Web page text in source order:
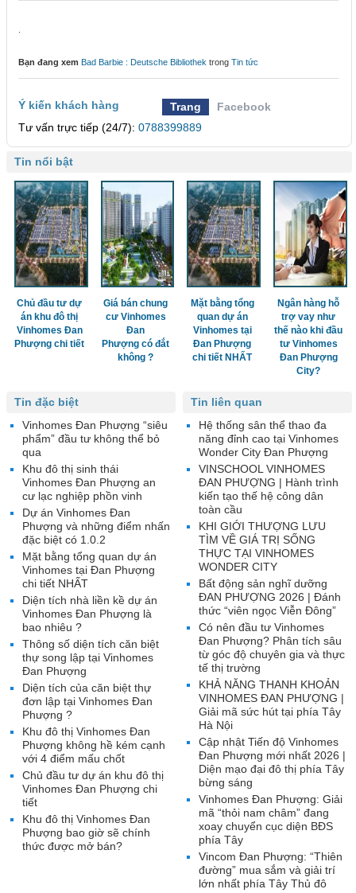
Bạn đang xem Bad Barbie : Deutsche Bibliothek trong Tin tức
Ý kiến khách hàng Trang
Facebook
Tư vấn trực tiếp (24/7): 0788399889
Tin nổi bật
Chủ đầu tư dự
án khu đô thị
Vinhomes Đan
Phượng chi tiết
Giá bán chung
cư Vinhomes
Đan
Phượng có đắt
không ?
Mặt bằng tổng
quan dự án
Vinhomes tại
Đan Phượng
chi tiết NHẤT
Ngân hàng hỗ
trợ vay như
thế nào khi đầu
tư Vinhomes
Đan Phượng
City?
Tin liên quan
Hệ thống sân thể thao đa
năng đỉnh cao tại Vinhomes
Wonder City Đan Phượng
VINSCHOOL VINHOMES
ĐAN PHƯỢNG | Hành trình
kiến tạo thế hệ công dân
toàn cầu
KHI GIỚI THƯỢNG LƯU
TÌM VỀ GIÁ TRỊ SỐNG
THỰC TẠI VINHOMES
WONDER CITY
Bất động sản nghĩ dưỡng
ĐAN PHƯỢNG 2026 | Đánh
thức “viên ngọc Viễn Đông”
Có nên đầu tư Vinhomes
Đan Phượng? Phân tích sâu
từ góc độ chuyên gia và thực
tế thị trường
KHẢ NĂNG THANH KHOẢN
VINHOMES ĐAN PHƯỢNG |
Giải mã sức hút tại phía Tây
Hà Nội
Cập nhật Tiến độ Vinhomes
Đan Phượng mới nhất 2026 |
Diện mạo đại đô thị phía Tây
bừng sáng
Vinhomes Đan Phượng: Giải
mã “thỏi nam châm” đang
xoay chuyển cục diện BĐS
phía Tây
Vincom Đan Phượng: “Thiên
đường” mua sắm và giải trí
lớn nhất phía Tây Thủ đô
Tin đặc biệt
Vinhomes Đan Phượng “siêu
phẩm” đầu tư không thể bỏ
qua
Khu đô thị sinh thái
Vinhomes Đan Phượng an
cư lạc nghiệp phồn vinh
Dự án Vinhomes Đan
Phượng và những điểm nhấn
đặc biệt có 1.0.2
Mặt bằng tổng quan dự án
Vinhomes tại Đan Phượng
chi tiết NHẤT
Diện tích nhà liền kề dự án
Vinhomes Đan Phượng là
bao nhiêu ?
Thông số diện tích căn biệt
thự song lập tại Vinhomes
Đan Phượng
Diện tích của căn biệt thự
đơn lập tại Vinhomes Đan
Phượng ?
Khu đô thị Vinhomes Đan
Phượng không hề kém cạnh
với 4 điểm mấu chốt
Chủ đầu tư dự án khu đô thị
Vinhomes Đan Phượng chi
tiết
Khu đô thị Vinhomes Đan
Phượng bao giờ sẽ chính
thức được mở bán?